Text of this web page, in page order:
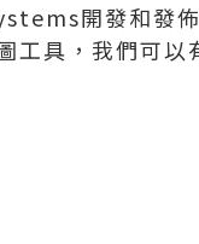
開發和發佈
工具，我們可